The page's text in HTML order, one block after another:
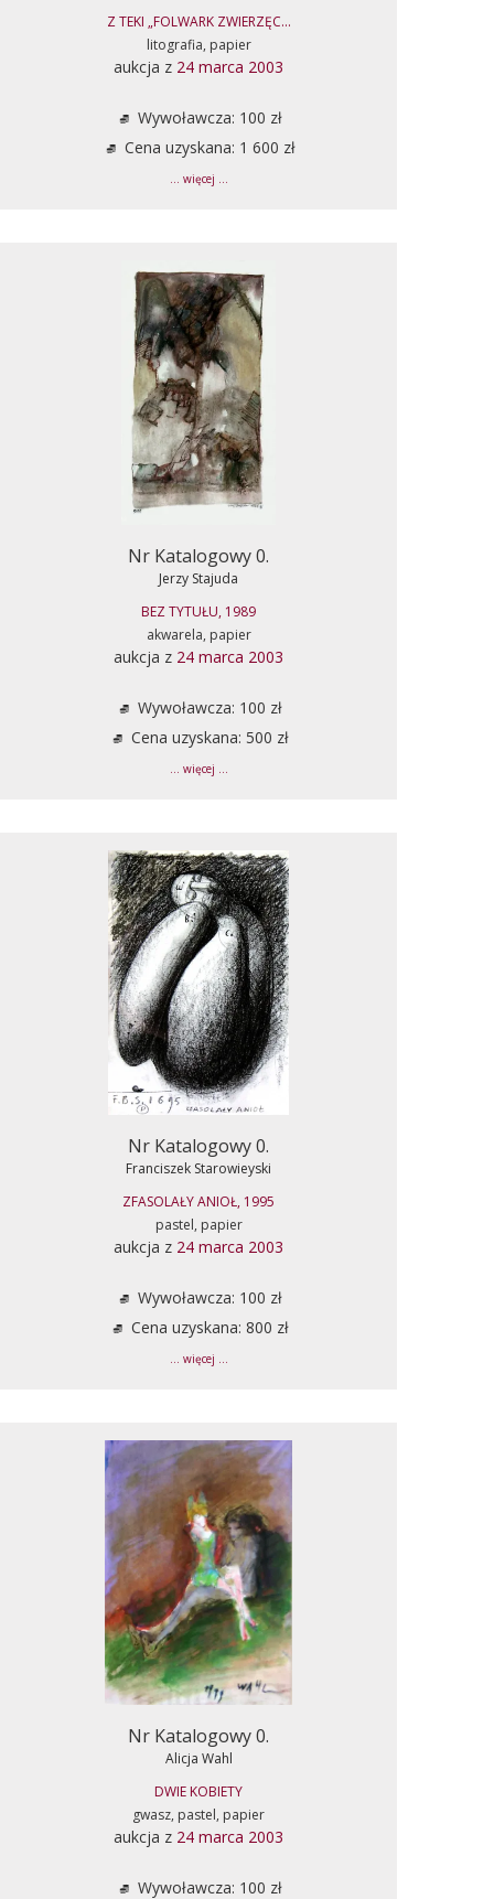
Z TEKI „FOLWARK ZWIERZĘC...
litografia, papier
aukcja z 24 marca 2003
Wywoławcza: 100 zł
Cena uzyskana: 1 600 zł
... więcej ...
Nr Katalogowy 0.
Jerzy Stajuda
BEZ TYTUŁU, 1989
akwarela, papier
aukcja z 24 marca 2003
Wywoławcza: 100 zł
Cena uzyskana: 500 zł
... więcej ...
Nr Katalogowy 0.
Franciszek Starowieyski
ZFASOLAŁY ANIOŁ, 1995
pastel, papier
aukcja z 24 marca 2003
Wywoławcza: 100 zł
Cena uzyskana: 800 zł
... więcej ...
Nr Katalogowy 0.
Alicja Wahl
DWIE KOBIETY
gwasz, pastel, papier
aukcja z 24 marca 2003
Wywoławcza: 100 zł